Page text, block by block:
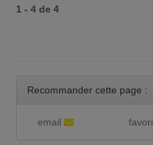
1 - 4 de 4
Recommander cette page :
email